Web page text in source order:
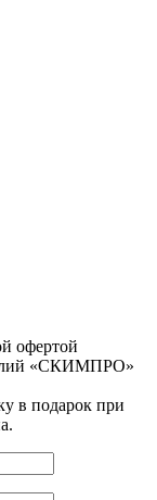
офертой
«СКИМПРО»
в подарок при